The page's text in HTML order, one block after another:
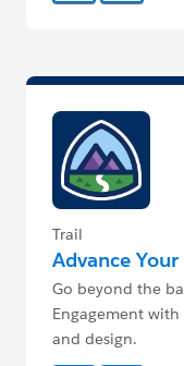
Trail
Advance
Go beyond the
Engagement
and design.